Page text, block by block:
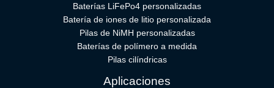
Baterías LiFePo4 personalizadas
Batería de iones de litio personalizada
Pilas de NiMH personalizadas
Baterías de polímero a medida
Pilas cilíndricas
Aplicaciones